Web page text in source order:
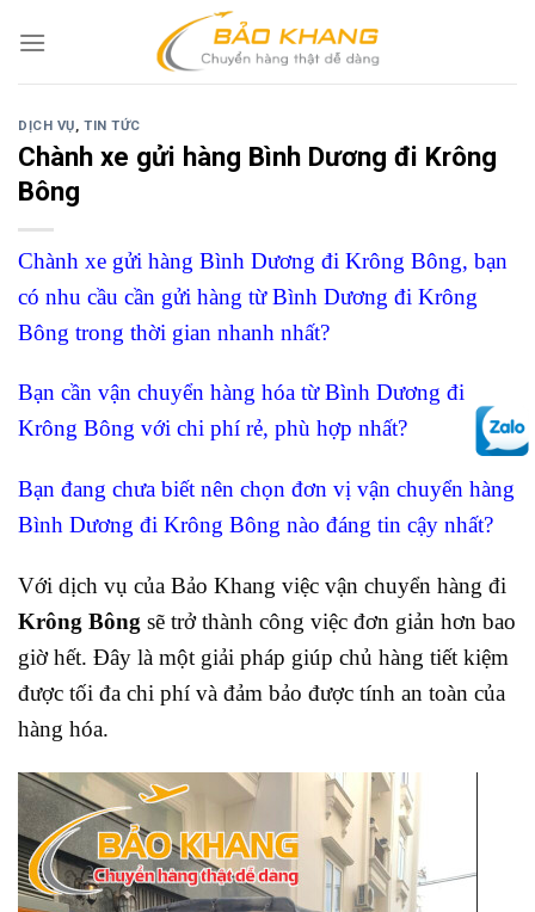
DỊCH VỤ,TIN TỨC
Chành xe gửi hàng Bình Dương đi Krông
Bông
Chành xe gửi hàng Bình Dương đi Krông Bông, bạn
có nhu cầu cần gửi hàng từ Bình Dương đi Krông
Bông trong thời gian nhanh nhất?
Bạn cần vận chuyển hàng hóa từ Bình Dương đi
Krông Bông với chi phí rẻ, phù hợp nhất?
Bạn đang chưa biết nên chọn đơn vị vận chuyển hàng
Bình Dương đi Krông Bông nào đáng tin cậy nhất?
Với dịch vụ của Bảo Khang việc vận chuyển hàng đi
Krông Bông sẽ trở thành công việc đơn giản hơn bao
giờ hết. Đây là một giải pháp giúp chủ hàng tiết kiệm
được tối đa chi phí và đảm bảo được tính an toàn của
hàng hóa.